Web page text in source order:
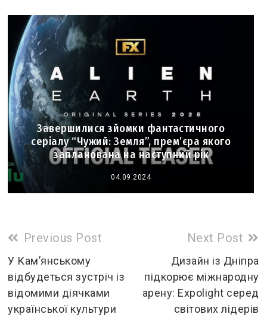
Завершилися зйомки фантастичного
серіалу “Чужий: Земля”, прем’єра якого
запланована на наступний рік
04.09.2024
Read
more
articles
Previous Post
У Кам’янському
відбудеться зустріч із
відомими діячками
української культури
Next Post
Дизайн із Дніпра
підкорює міжнародну
арену: Expolight серед
світових лідерів